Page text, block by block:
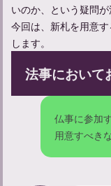
【三回忌の香典返し
いのか、という疑問が
今回は、新札を用意
します。
法事において
仏事に参加
用意すべき